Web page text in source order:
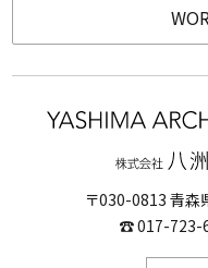
〒030-0813 青森
☎ 017-723-